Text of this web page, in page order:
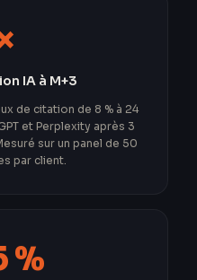
IA à M+3
de citation de 8 % à 24
et Perplexity après 3
sur un panel de 50
par client.
%